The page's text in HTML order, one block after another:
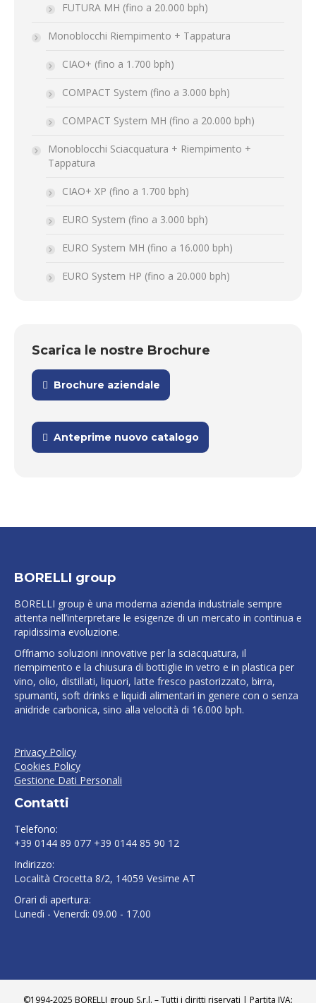
FUTURA MH (fino a 20.000 bph)
Monoblocchi Riempimento + Tappatura
CIAO+ (fino a 1.700 bph)
COMPACT System (fino a 3.000 bph)
COMPACT System MH (fino a 20.000 bph)
Monoblocchi Sciacquatura + Riempimento +
Tappatura
CIAO+ XP (fino a 1.700 bph)
EURO System (fino a 3.000 bph)
EURO System MH (fino a 16.000 bph)
EURO System HP (fino a 20.000 bph)
Scarica le nostre Brochure
Brochure aziendale
Anteprime nuovo catalogo
BORELLI group
BORELLI group è una moderna azienda industriale sempre
attenta nell’interpretare le esigenze di un mercato in continua e
rapidissima evoluzione.
Offriamo soluzioni innovative per la sciacquatura, il
riempimento e la chiusura di bottiglie in vetro e in plastica per
vino, olio, distillati, liquori, latte fresco pastorizzato, birra,
spumanti, soft drinks e liquidi alimentari in genere con o senza
anidride carbonica, sino alla velocità di 16.000 bph.
Privacy Policy
Cookies Policy
Gestione Dati Personali
Contatti
Telefono:
+39 0144 89 077 +39 0144 85 90 12
Indirizzo:
Località Crocetta 8/2, 14059 Vesime AT
Orari di apertura:
Lunedì - Venerdì: 09.00 - 17.00
©1994-2025 BORELLI group S.r.l. – Tutti i diritti riservati | Partita IVA: